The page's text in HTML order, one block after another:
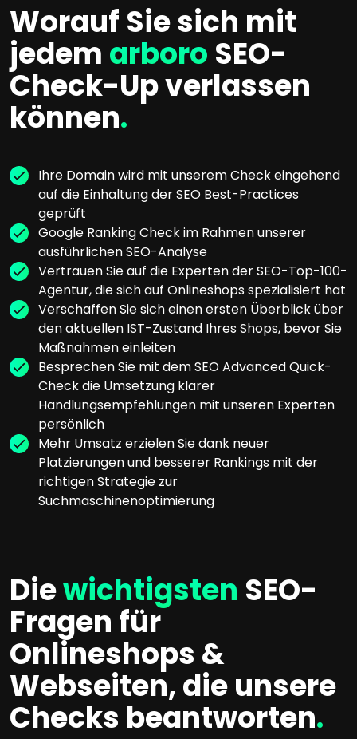
Worauf Sie sich mit
jedem arboro SEO-
Check-Up verlassen
können.
Ihre Domain wird mit unserem Check eingehend
auf die Einhaltung der SEO Best-Practices
geprüft
Google Ranking Check im Rahmen unserer
ausführlichen SEO-Analyse
Vertrauen Sie auf die Experten der SEO-Top-100-
Agentur, die sich auf Onlineshops spezialisiert hat
Verschaffen Sie sich einen ersten Überblick über
den aktuellen IST-Zustand Ihres Shops, bevor Sie
Maßnahmen einleiten
Besprechen Sie mit dem SEO Advanced Quick-
Check die Umsetzung klarer
Handlungsempfehlungen mit unseren Experten
persönlich
Mehr Umsatz erzielen Sie dank neuer
Platzierungen und besserer Rankings mit der
richtigen Strategie zur
Suchmaschinenoptimierung
Diewichtigsten SEO-
Fragen für
Onlineshops &
Webseiten, die unsere
Checks beantworten.